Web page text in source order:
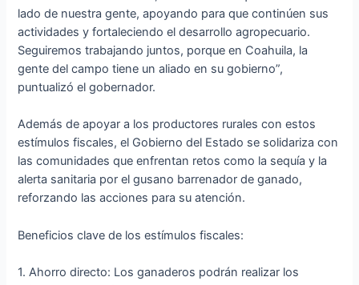
lado de nuestra gente, apoyando para que continúen sus
actividades y fortaleciendo el desarrollo agropecuario.
Seguiremos trabajando juntos, porque en Coahuila, la
gente del campo tiene un aliado en su gobierno”,
puntualizó el gobernador.
Además de apoyar a los productores rurales con estos
estímulos fiscales, el Gobierno del Estado se solidariza con
las comunidades que enfrentan retos como la sequía y la
alerta sanitaria por el gusano barrenador de ganado,
reforzando las acciones para su atención.
Beneficios clave de los estímulos fiscales:
1. Ahorro directo: Los ganaderos podrán realizar los